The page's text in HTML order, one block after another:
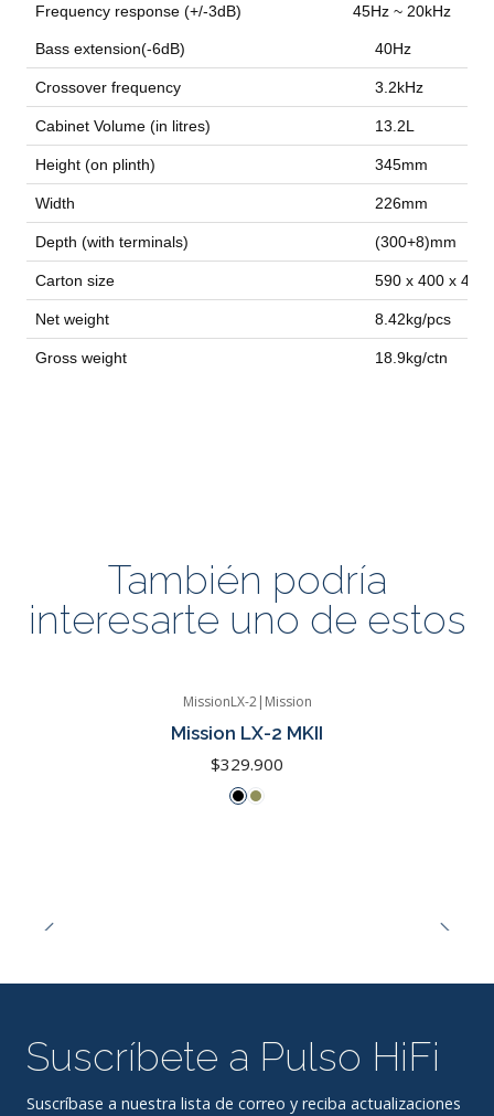
Frequency response (+/-3dB) 45Hz ~ 20kHz
Bass extension(-6dB) 40Hz
Crossover frequency 3.2kHz
Cabinet Volume (in litres) 13.2L
Height (on plinth) 345mm
Width 226mm
Depth (with terminals) (300+8)mm
Carton size 590 x 400 x
Net weight 8.42kg/pcs
Gross weight 18.9kg/ctn
También podría
interesarte uno de estos
MissionLX-2| Mission
Mission LX-2 MKII
$329.900
Suscríbete a Pulso HiFi
Suscríbase a nuestra lista de correo y reciba actualizaciones